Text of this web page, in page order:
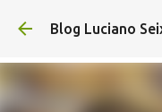
Pular
Blog Luciano